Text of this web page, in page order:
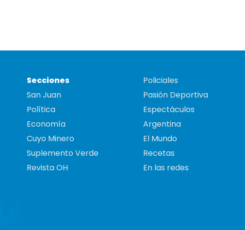
Secciones
San Juan
Política
Economía
Cuyo Minero
Suplemento Verde
Revista OH
Policiales
Pasión Deportiva
Espectáculos
Argentina
El Mundo
Recetas
En las redes